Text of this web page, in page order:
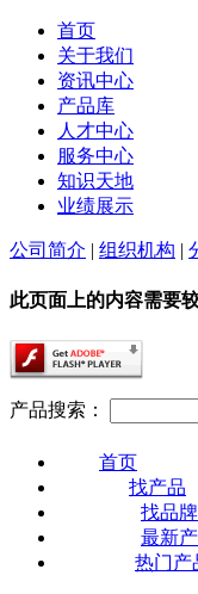
首页
关于我们
资讯中心
产品库
人才中心
服务中心
知识天地
业绩展示
公司简介 | 组织机构 |
此页面上的内容需要
产品搜索：
首页
找产品
找品牌
最新
热门产